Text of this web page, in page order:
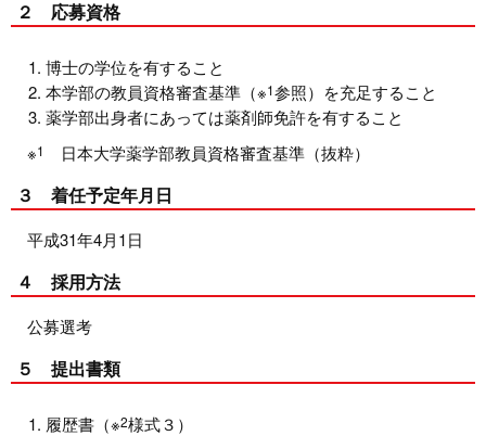
２ 応募資格
博士の学位を有すること
本学部の教員資格審査基準（※1参照）を充足すること
薬学部出身者にあっては薬剤師免許を有すること
※1 日本大学薬学部教員資格審査基準（抜粋）
３ 着任予定年月日
平成31年4月1日
４ 採用方法
公募選考
５ 提出書類
履歴書（※2様式３）